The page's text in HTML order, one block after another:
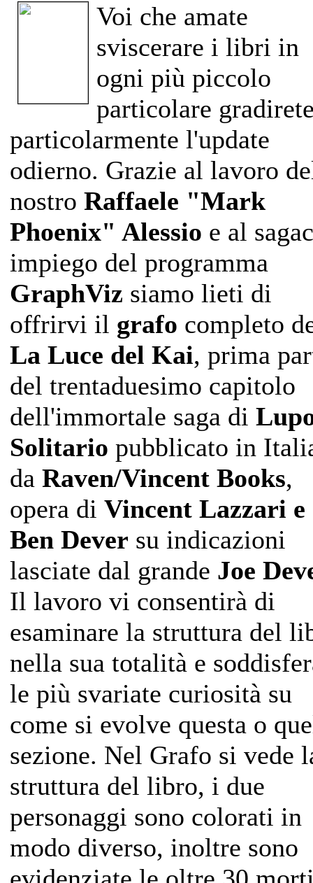
Voi che amate
sviscerare i libri in
ogni più piccolo
particolare
particolarmente l'update
odierno. Grazie al lavoro
nostro Raffaele "Mark
Phoenix" Alessio e al
impiego del programma
GraphViz siamo lieti di
offrirvi il grafo completo
La Luce del Kai, prima
del trentaduesimo capitolo
dell'immortale saga di
Solitario pubblicato in
da Raven/Vincent Books,
opera di Vincent Lazzari e
Ben Dever su indicazioni
lasciate dal grande Joe
Il lavoro vi consentirà di
esaminare la struttura del
nella sua totalità e
le più svariate curiosità su
come si evolve questa o
sezione. Nel Grafo si vede
struttura del libro, i due
personaggi sono colorati in
modo diverso, inoltre sono